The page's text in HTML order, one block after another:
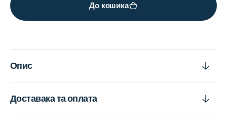
До кошика
Опис
Доставака та оплата